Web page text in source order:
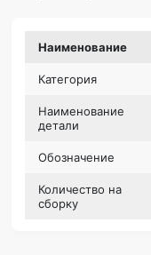
Наименование
Категория
Наименование
детали
Обозначение
Количество на
сборку